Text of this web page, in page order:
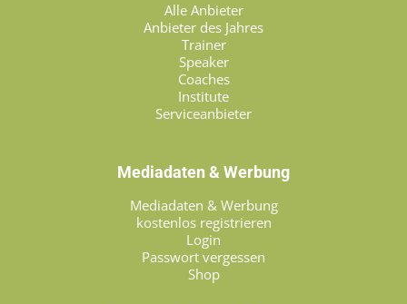
Alle Anbieter
Anbieter des Jahres
Trainer
Speaker
Coaches
Institute
Serviceanbieter
Mediadaten & Werbung
Mediadaten & Werbung
kostenlos registrieren
Login
Passwort vergessen
Shop